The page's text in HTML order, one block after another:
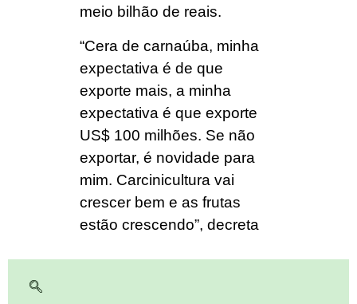
meio bilhão de reais.
“Cera de carnaúba, minha
expectativa é de que
exporte mais, a minha
expectativa é que exporte
US$ 100 milhões. Se não
exportar, é novidade para
mim. Carcinicultura vai
crescer bem e as frutas
estão crescendo”, decreta